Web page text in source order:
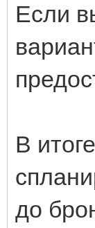
Если
В
до